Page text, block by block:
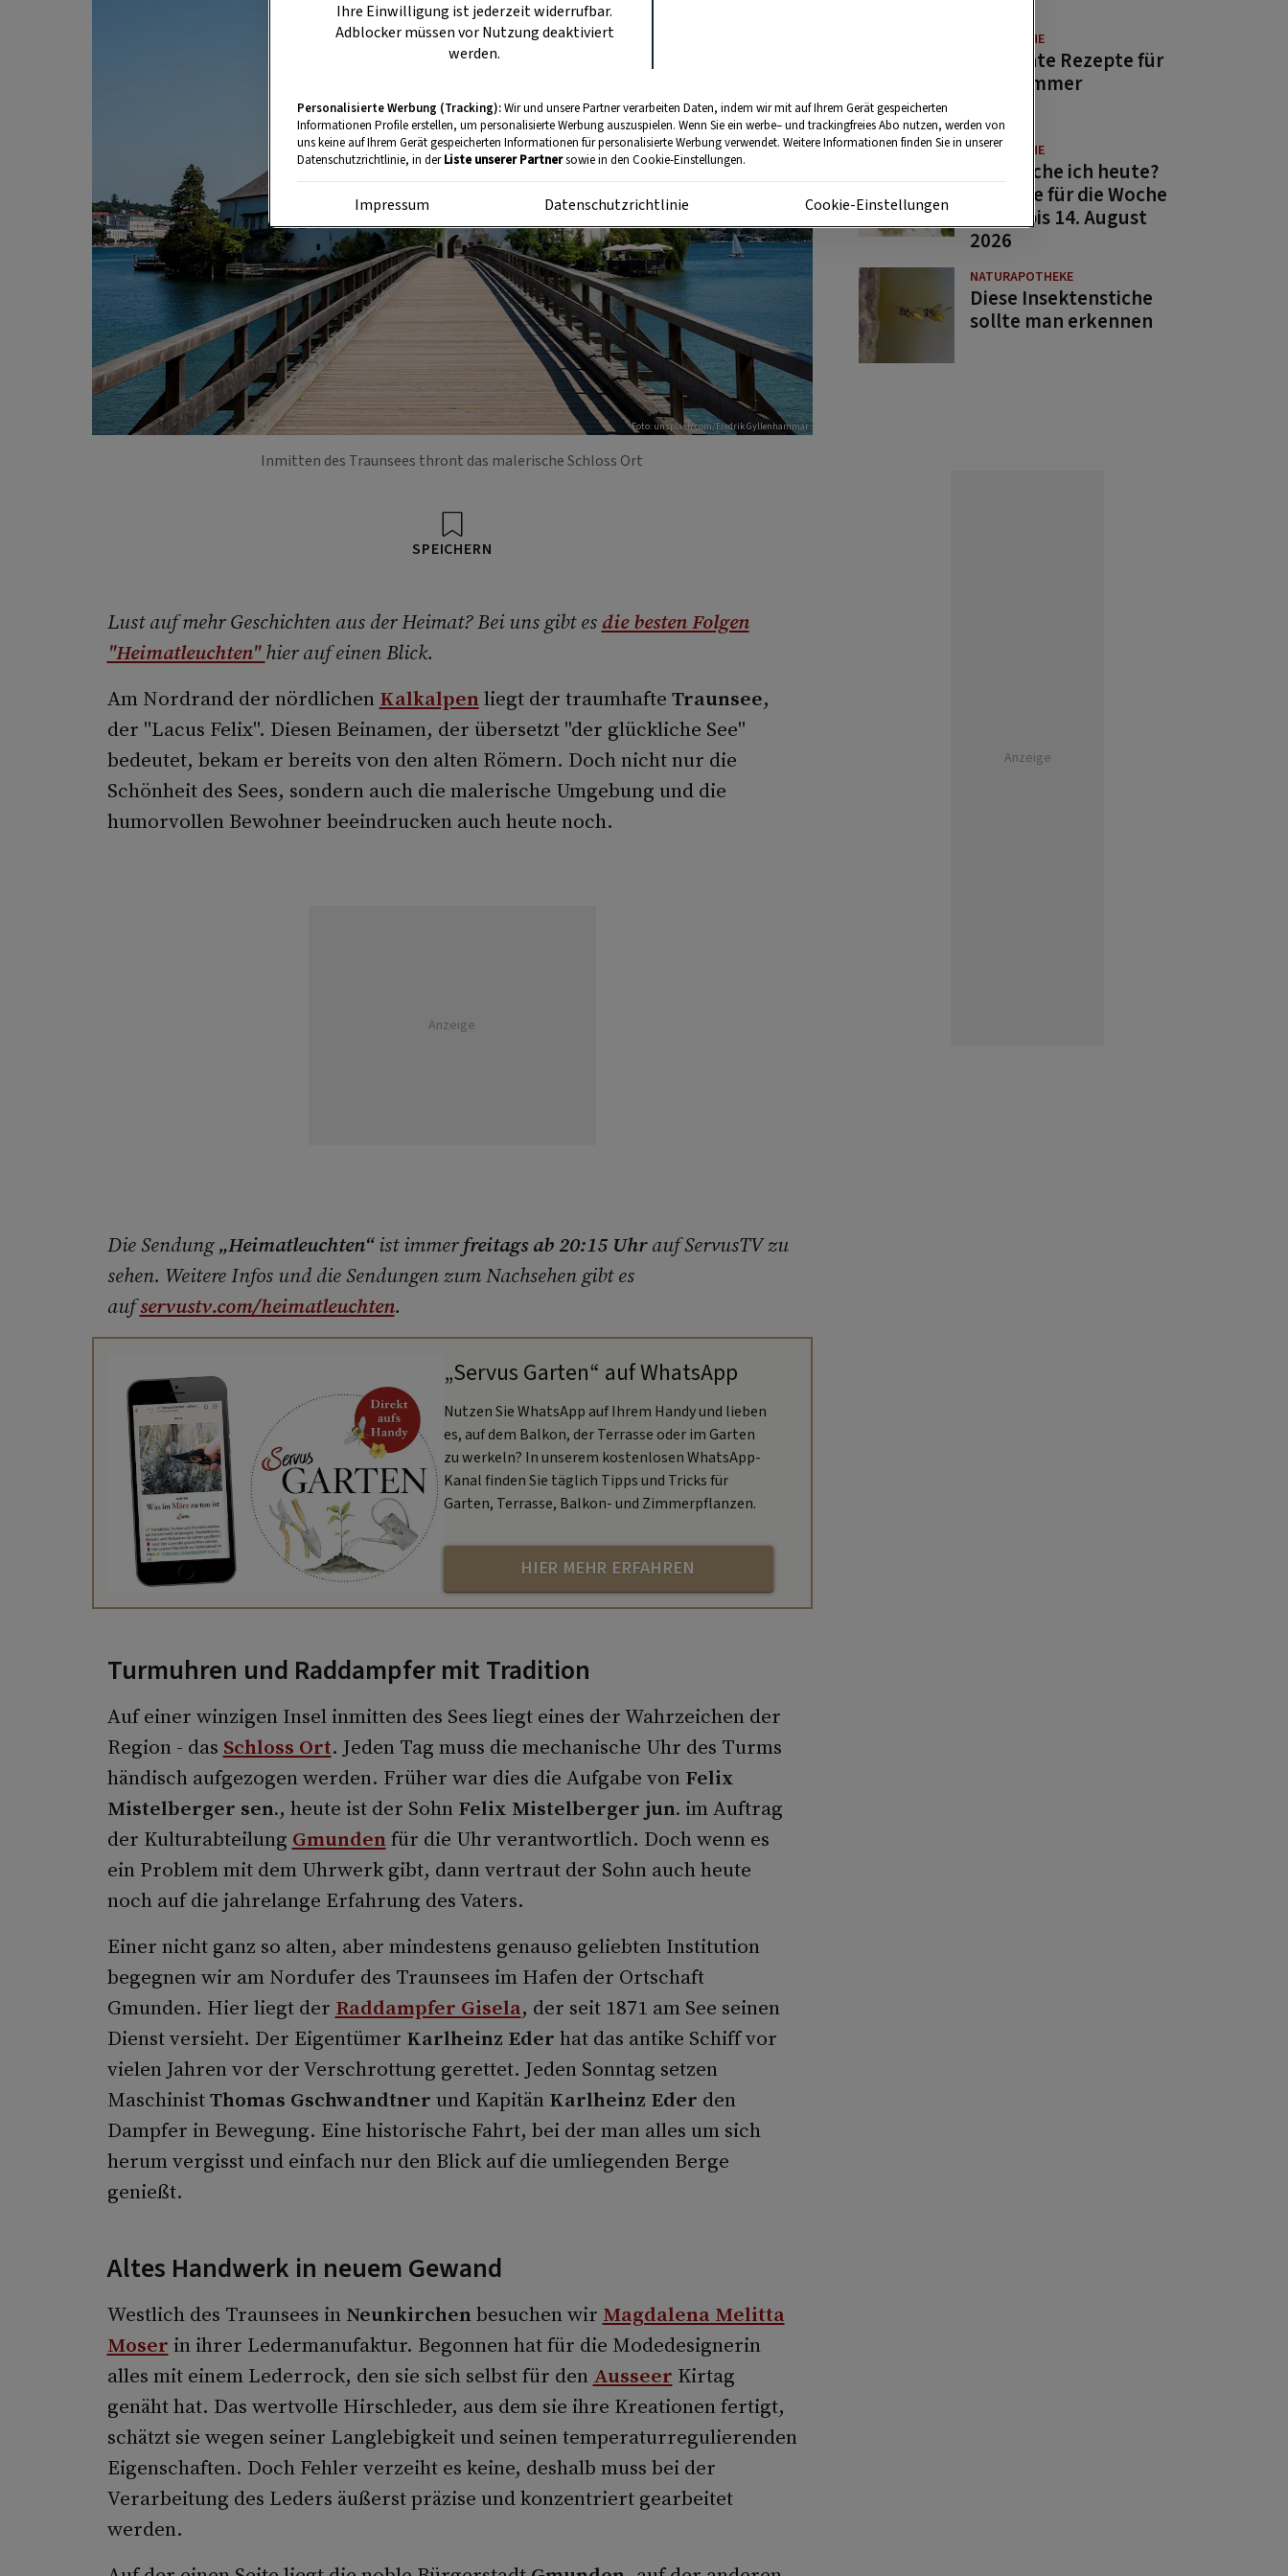
Foto: unsplash.com/Fredrik Gyllenhammar
Inmitten des Traunsees thront das malerische Schloss Ort
SPEICHERN
Lust auf mehr Geschichten aus der Heimat? Bei uns gibt es die besten Folgen
"Heimatleuchten"hier auf einen Blick.
Am Nordrand der nördlichen Kalkalpenliegt der traumhafte Traunsee,
der "Lacus Felix". Diesen Beinamen, der übersetzt "der glückliche See"
bedeutet, bekam er bereits von den alten Römern. Doch nicht nur die
Schönheit des Sees, sondern auch die malerische Umgebung und die
humorvollen Bewohner beeindrucken auch heute noch.
Anzeige
Die Sendung„Heimatleuchten“ist immerfreitags ab 20:15 Uhrauf ServusTV zu
sehen. Weitere Infos und die Sendungen zum Nachsehen gibt es
aufservustv.com/heimatleuchten.
„Servus Garten“ auf WhatsApp
Nutzen Sie WhatsApp auf Ihrem Handy und lieben
es, auf dem Balkon, der Terrasse oder im Garten
zu werkeln? In unserem kostenlosen WhatsApp-
Kanal finden Sie täglich Tipps und Tricks für
Garten, Terrasse, Balkon- und Zimmerpflanzen.
HIER MEHR ERFAHREN
Turmuhren und Raddampfer mit Tradition
Auf einer winzigen Insel inmitten des Sees liegt eines der Wahrzeichen der
Region - das Schloss Ort. Jeden Tag muss die mechanische Uhr des Turms
händisch aufgezogen werden. Früher war dies die Aufgabe von Felix
Mistelberger sen., heute ist der Sohn Felix Mistelberger jun. im Auftrag
der Kulturabteilung Gmundenfür die Uhr verantwortlich. Doch wenn es
ein Problem mit dem Uhrwerk gibt, dann vertraut der Sohn auch heute
noch auf die jahrelange Erfahrung des Vaters.
Einer nicht ganz so alten, aber mindestens genauso geliebten Institution
begegnen wir am Nordufer des Traunsees im Hafen der Ortschaft
Gmunden. Hier liegt der Raddampfer Gisela, der seit 1871 am See seinen
Dienst versieht. Der Eigentümer Karlheinz Eder hat das antike Schiff vor
vielen Jahren vor der Verschrottung gerettet. Jeden Sonntag setzen
MaschinistThomas Gschwandtner und Kapitän Karlheinz Eder den
Dampfer in Bewegung. Eine historische Fahrt, bei der man alles um sich
herum vergisst und einfach nur den Blick auf die umliegenden Berge
genießt.
Altes Handwerk in neuem Gewand
Westlich des Traunsees in Neunkirchenbesuchen wir Magdalena Melitta
Moser in ihrer Ledermanufaktur. Begonnen hat für die Modedesignerin
alles mit einem Lederrock, den sie sich selbst für den Ausseer Kirtag
genäht hat. Das wertvolle Hirschleder, aus dem sie ihre Kreationen fertigt,
schätzt sie wegen seiner Langlebigkeit und seinen temperaturregulierenden
Eigenschaften. Doch Fehler verzeiht es keine, deshalb muss bei der
Verarbeitung des Leders äußerst präzise und konzentriert gearbeitet
werden.
GUTE KÜCHE
11 leichte Rezepte für
den Sommer
GUTE KÜCHE
Was koche ich heute?
Rezepte für die Woche
von 7. bis 14. August
2026
NATURAPOTHEKE
Diese Insektenstiche
sollte man erkennen
Anzeige
Ihre Einwilligung ist jederzeit widerrufbar.
Adblocker müssen vor Nutzung deaktiviert
werden.
Personalisierte Werbung (Tracking):Wir und unsere Partner verarbeiten Daten, indem wir mit auf Ihrem Gerät gespeicherten
Informationen Profile erstellen, um personalisierte Werbung auszuspielen. Wenn Sie ein werbe– und trackingfreies Abo nutzen, werden von
uns keine auf Ihrem Gerät gespeicherten Informationen für personalisierte Werbung verwendet. Weitere Informationen finden Sie in unserer
Datenschutzrichtlinie, in derListe unserer Partnersowie in den Cookie-Einstellungen.
Impressum Datenschutzrichtlinie Cookie-Einstellungen